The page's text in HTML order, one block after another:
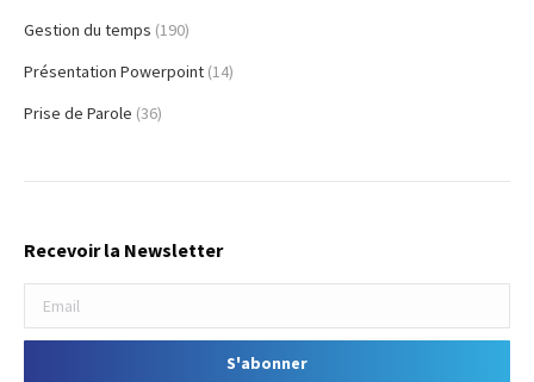
Gestion du temps (190)
Présentation Powerpoint (14)
Prise de Parole (36)
Recevoir la Newsletter